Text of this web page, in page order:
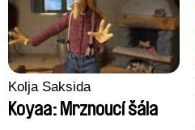
Kolja Saksida
Koyaa: Mrznoucí šála